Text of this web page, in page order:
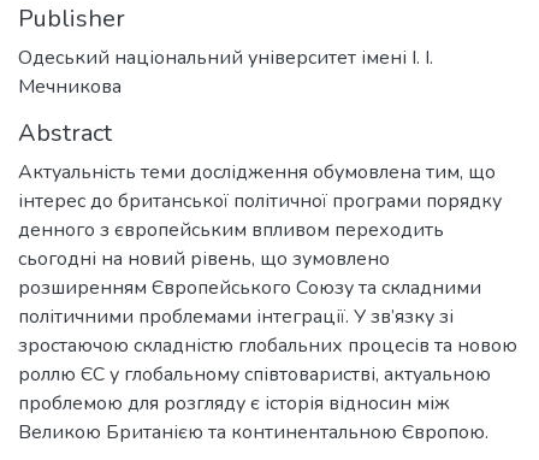
Publisher
Одеський національний університет імені І. І.
Мечникова
Abstract
Актуальність теми дослідження обумовлена тим, що
інтерес до британської політичної програми порядку
денного з європейським впливом переходить
сьогодні на новий рівень, що зумовлено
розширенням Європейського Союзу та складними
політичними проблемами інтеграції. У зв’язку зі
зростаючою складністю глобальних процесів та новою
роллю ЄС у глобальному співтоваристві, актуальною
проблемою для розгляду є історія відносин між
Великою Британією та континентальною Європою.